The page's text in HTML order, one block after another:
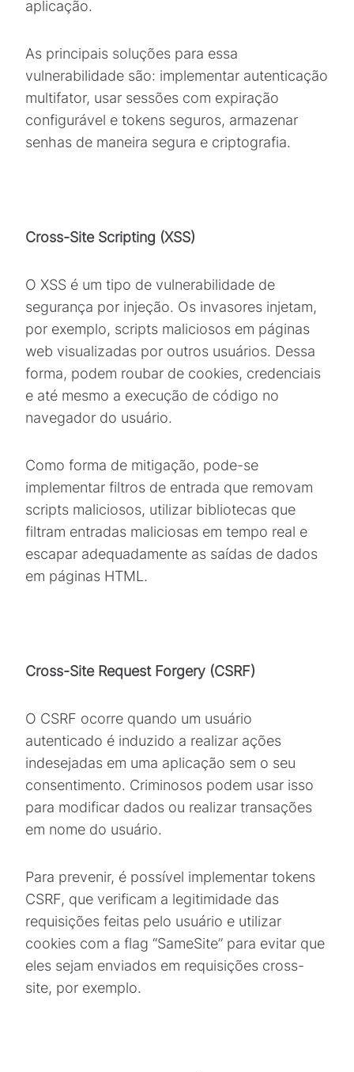
aplicação.
As principais soluções para essa
vulnerabilidade são: implementar autenticação
multifator, usar sessões com expiração
configurável e tokens seguros, armazenar
senhas de maneira segura e criptografia.
Cross-Site Scripting (XSS)
O XSS é um tipo de vulnerabilidade de
segurança por injeção. Os invasores injetam,
por exemplo, scripts maliciosos em páginas
web visualizadas por outros usuários. Dessa
forma, podem roubar de cookies, credenciais
e até mesmo a execução de código no
navegador do usuário.
Como forma de mitigação, pode-se
implementar filtros de entrada que removam
scripts maliciosos, utilizar bibliotecas que
filtram entradas maliciosas em tempo real e
escapar adequadamente as saídas de dados
em páginas HTML.
Cross-Site Request Forgery (CSRF)
O CSRF ocorre quando um usuário
autenticado é induzido a realizar ações
indesejadas em uma aplicação sem o seu
consentimento. Criminosos podem usar isso
para modificar dados ou realizar transações
em nome do usuário.
Para prevenir, é possível implementar tokens
CSRF, que verificam a legitimidade das
requisições feitas pelo usuário e utilizar
cookies com a flag “SameSite” para evitar que
eles sejam enviados em requisições cross-
site, por exemplo.